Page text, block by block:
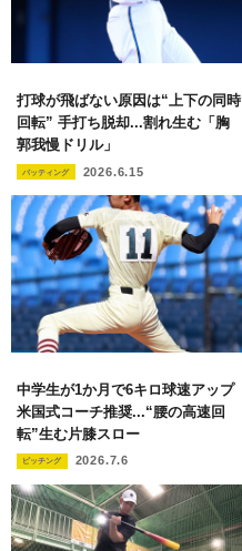
打球が飛ばない原因は“上下の同時
回転” 手打ち脱却...割れ生む「胸
郭我慢ドリル」
バッティング 2026.6.15
中学生が1か月で6キロ球速アップ
米国式コーチ推奨...“腰の高速回
転”生む片膝スロー
ピッチング 2026.7.6